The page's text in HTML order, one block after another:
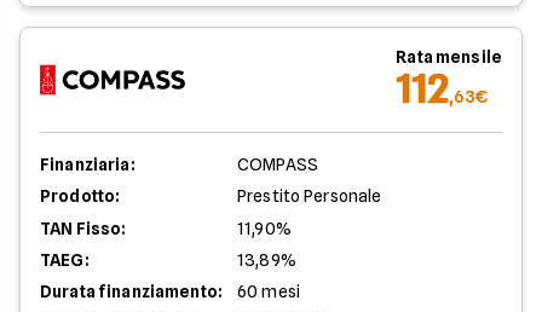
Rata mensile
112,63€
Finanziaria:
COMPASS
Prodotto:
Prestito Personale
TAN Fisso:
11,90%
TAEG:
13,89%
Durata finanziamento:
60 mesi